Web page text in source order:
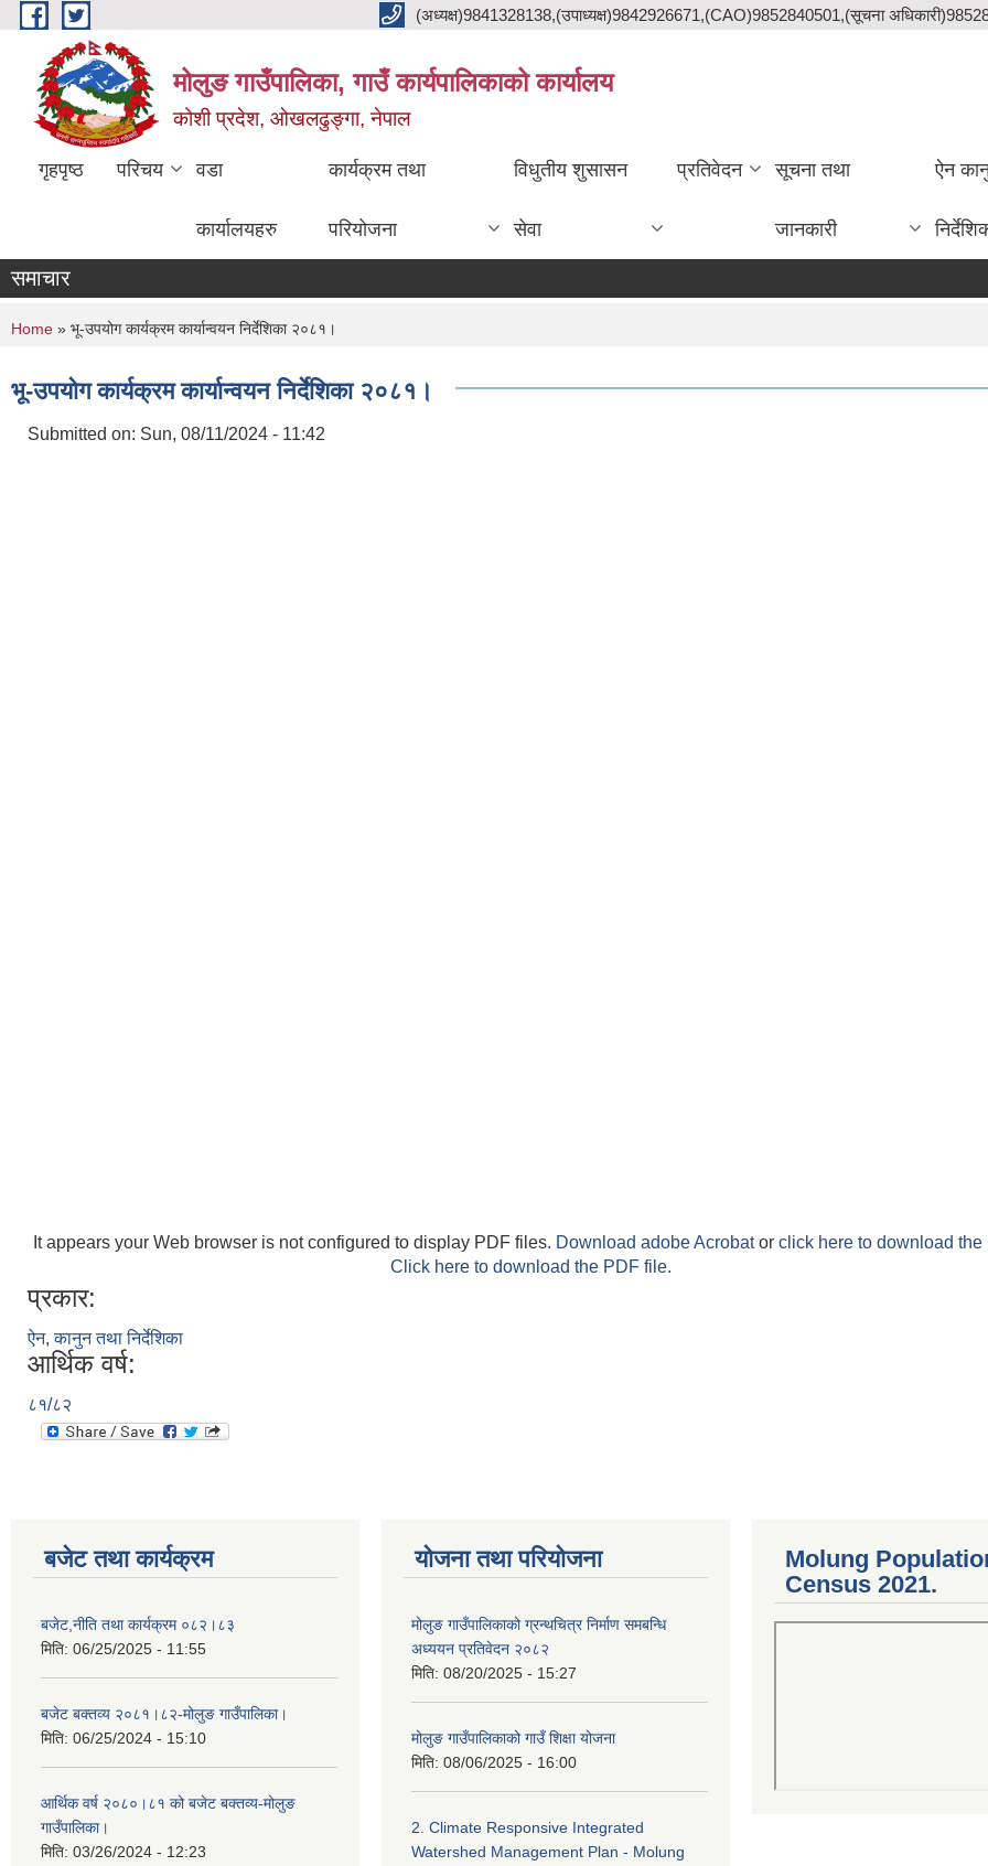
Skip to main content (अध्यक्ष)9841328138,(उपाध्यक्ष)9842926671,(CAO)9852840501,(सूचना
मोलुङ गाउँपालिका, गाउँ कार्यपालिकाको कार्यालय
कोशी प्रदेश, ओखलढुङ्गा, नेपाल
गृहपृष्ठ परिचय वडा
कार्यालयहरु
कार्यक्रम तथा
परियोजना
विधुतीय शुसासन
सेवा
प्रतिवेदन सूचना तथा
जानकारी
ऐन
समाचार
You are here
Home » भू-उपयोग कार्यक्रम कार्यान्वयन निर्देशिका २०८१।
भू-उपयोग कार्यक्रम कार्यान्वयन निर्देशिका २०८१।
Submitted on: Sun, 08/11/2024 - 11:42
It appears your Web browser is not configured to display PDF files. Download adobe Acrobator click here to download the
Click here to download the PDF file.
प्रकार:
ऐन, कानुन तथा निर्देशिका
आर्थिक वर्ष:
८१/८२
बजेट तथा कार्यक्रम
बजेट,नीति तथा कार्यक्रम ०८२।८३
मिति: 06/25/2025 - 11:55
बजेट बक्तव्य २०८१।८२-मोलुङ गाउँपालिका।
मिति: 06/25/2024 - 15:10
आर्थिक वर्ष २०८०।८१ को बजेट बक्तव्य-मोलुङ
गाउँपालिका।
मिति: 03/26/2024 - 12:23
योजना तथा परियोजना
मोलुङ गाउँपालिकाको ग्रन्थचित्र निर्माण समबन्धि
अध्ययन प्रतिवेदन २०८२
मिति: 08/20/2025 - 15:27
मोलुङ गाउँपालिकाको गाउँ शिक्षा योजना
मिति: 08/06/2025 - 16:00
2. Climate Responsive Integrated
Watershed Management Plan - Molung
Molung
Census 2021.